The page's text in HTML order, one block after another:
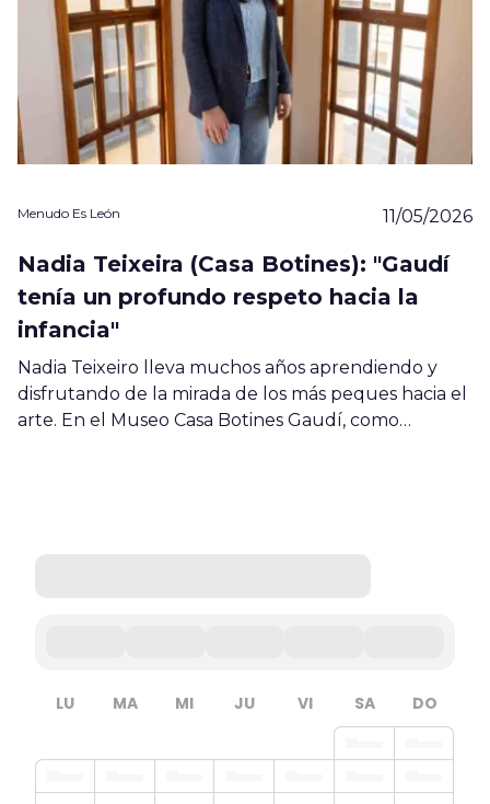
Menudo Es León 11/05/2026
Nadia Teixeira (Casa Botines): "Gaudí
tenía un profundo respeto hacia la
infancia"
Nadia Teixeiro lleva muchos años aprendiendo y
disfrutando de la mirada de los más peques hacia el
arte. En el Museo Casa Botines Gaudí, como…
LU MA MI JU VI SA DO